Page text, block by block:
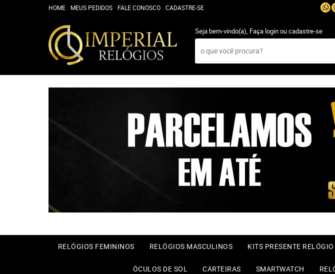
HOME MEUS PEDIDOS FALE CONOSCO CADASTRE-SE
Seja bem-vindo(a), Faça loginoucadastre-se
RELÓGIOS FEMININOS RELÓGIOS MASCULINOS KITS PRESENTE
ÓCULOS DE SOL CARTEIRAS SMARTWATCH